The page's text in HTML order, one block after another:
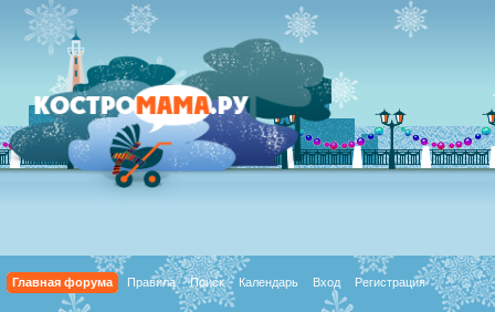
Главная форума Правила Поиск Календарь Вход Регистрация